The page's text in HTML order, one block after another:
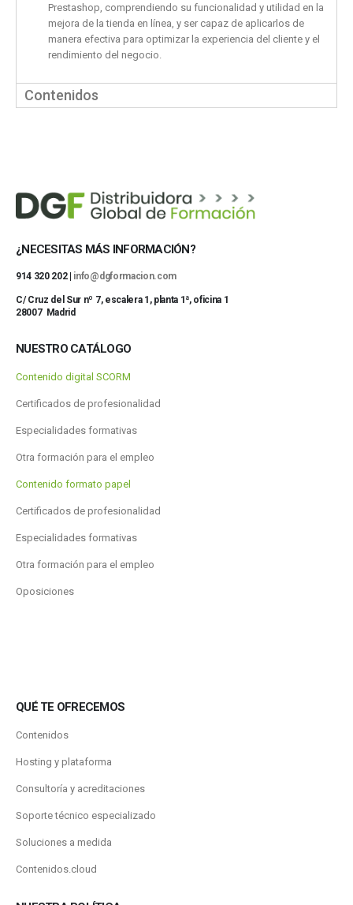
Prestashop, comprendiendo su funcionalidad y utilidad en la
mejora de la tienda en línea, y ser capaz de aplicarlos de
manera efectiva para optimizar la experiencia del cliente y el
rendimiento del negocio.
Contenidos
¿NECESITAS MÁS INFORMACIÓN?
914 320 202 | info@dgformacion.com
C/ Cruz del Sur nº 7, escalera 1, planta 1ª, oficina 1
28007 Madrid
NUESTRO CATÁLOGO
Contenido digital SCORM
Certificados de profesionalidad
Especialidades formativas
Otra formación para el empleo
Contenido formato papel
Certificados de profesionalidad
Especialidades formativas
Otra formación para el empleo
Oposiciones
QUÉ TE OFRECEMOS
Contenidos
Hosting y plataforma
Consultoría y acreditaciones
Soporte técnico especializado
Soluciones a medida
Contenidos.cloud